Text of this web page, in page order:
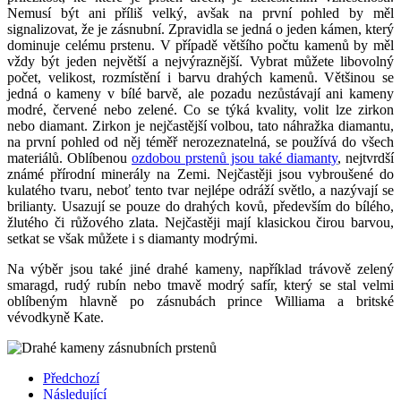
Nemusí být ani příliš velký, avšak na první pohled by měl
signalizovat, že je zásnubní. Zpravidla se jedná o jeden kámen, který
dominuje celému prstenu. V případě většího počtu kamenů by měl
vždy být jeden největší a nejvýraznější. Vybrat můžete libovolný
počet, velikost, rozmístění i barvu drahých kamenů. Většinou se
jedná o kameny v bílé barvě, ale pozadu nezůstávají ani kameny
modré, červené nebo zelené. Co se týká kvality, volit lze zirkon
nebo diamant. Zirkon je nejčastější volbou, tato náhražka diamantu,
na první pohled od něj téměř nerozeznatelná, se používá do všech
materiálů. Oblíbenou ozdobou prstenů jsou také diamanty, nejtvrdší
známé přírodní minerály na Zemi. Nejčastěji jsou vybroušené do
kulatého tvaru, neboť tento tvar nejlépe odráží světlo, a nazývají se
brilianty. Usazují se pouze do drahých kovů, především do bílého,
žlutého či růžového zlata. Nejčastěji mají klasickou čirou barvou,
setkat se však můžete i s diamanty modrými.
Na výběr jsou také jiné drahé kameny, například trávově zelený
smaragd, rudý rubín nebo tmavě modrý safír, který se stal velmi
oblíbeným hlavně po zásnubách prince Williama a britské
vévodkyně Kate.
Předchozí
Následující